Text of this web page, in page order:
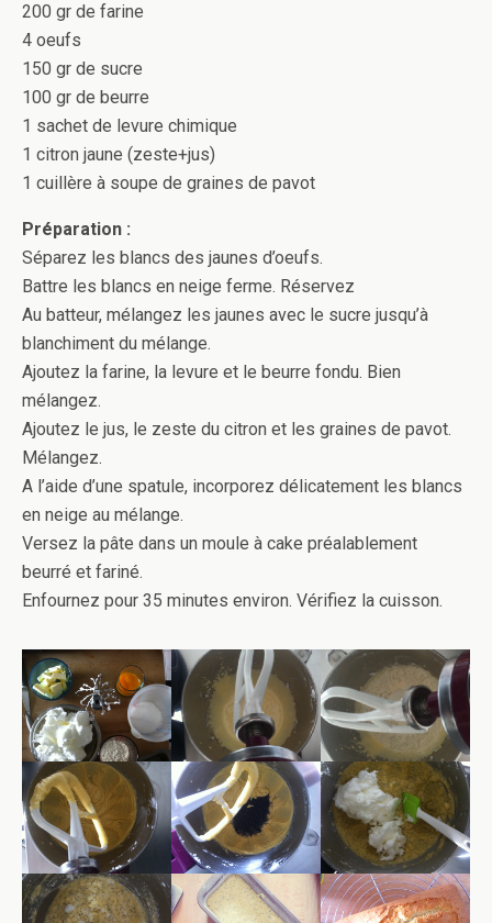
200 gr de farine
4 oeufs
150 gr de sucre
100 gr de beurre
1 sachet de levure chimique
1 citron jaune (zeste+jus)
1 cuillère à soupe de graines de pavot
Préparation :
Séparez les blancs des jaunes d’oeufs.
Battre les blancs en neige ferme. Réservez
Au batteur, mélangez les jaunes avec le sucre jusqu’à
blanchiment du mélange.
Ajoutez la farine, la levure et le beurre fondu. Bien
mélangez.
Ajoutez le jus, le zeste du citron et les graines de pavot.
Mélangez.
A l’aide d’une spatule, incorporez délicatement les blancs
en neige au mélange.
Versez la pâte dans un moule à cake préalablement
beurré et fariné.
Enfournez pour 35 minutes environ. Vérifiez la cuisson.